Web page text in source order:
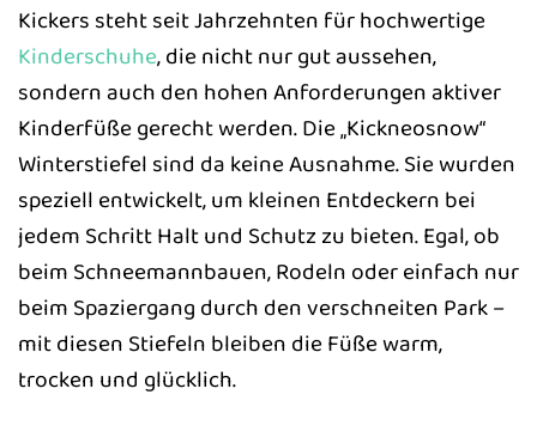
Kickers steht seit Jahrzehnten für hochwertige
Kinderschuhe, die nicht nur gut aussehen,
sondern auch den hohen Anforderungen aktiver
Kinderfüße gerecht werden. Die „Kickneosnow“
Winterstiefel sind da keine Ausnahme. Sie wurden
speziell entwickelt, um kleinen Entdeckern bei
jedem Schritt Halt und Schutz zu bieten. Egal, ob
beim Schneemannbauen, Rodeln oder einfach nur
beim Spaziergang durch den verschneiten Park –
mit diesen Stiefeln bleiben die Füße warm,
trocken und glücklich.